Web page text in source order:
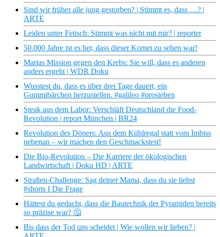
Sind wir früher alle jung gestorben? | Stimmt es, dass …? |
ARTE
Leiden unter Fetisch: Stimmt was nicht mit mir? | reporter
50.000 Jahre ist es her, dass dieser Komet zu sehen war!
Marias Mission gegen den Krebs: Sie will, dass es anderen
anders ergeht | WDR Doku
Wusstest du, dass es über drei Tage dauert, ein
Gummibärchen herzustellen. #galileo #prosieben
Steak aus dem Labor: Verschläft Deutschland die Food-
Revolution | report München | BR24
Revolution des Döners: Aus dem Kühlregal statt vom Imbiss
nebenan – wir machen den Geschmackstest!
Die Bio-Revolution – Die Karriere der ökologischen
Landwirtschaft | Doku HD | ARTE
Straßen-Challenge: Sag deiner Mama, dass du sie liebst
#shorts I Die Frage
Hättest du gedacht, dass die Bautechnik der Pyramiden bereits
so präzise war? 🤔
Bis dass der Tod uns scheidet | Wie wollen wir lieben? |